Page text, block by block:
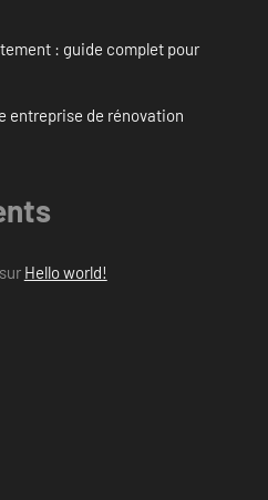
: guide complet pour
entreprise de rénovation
Hello world!